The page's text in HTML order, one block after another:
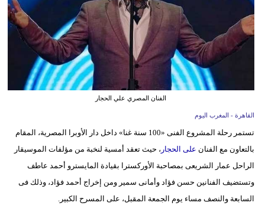
ديكور
أخبار
البرلمان
المغربي
تعليم
أزياء
الفنان المصري علي الحجار
القاهرة - المغرب اليوم
تستمر رحلة المشروع الفنى «100 سنة غنا» داخل دار الأوبرا المصرية، المقام
بالتعاون مع الفنان على الحجار ، حيث تعقد أمسية لنخبة من مؤلفات الموسيقار
الراحل عمار الشريعى بمصاحبة الأوركسترا بقيادة المايسترو أحمد عاطف
وتستضيف الفنانين حسن فؤاد وأمانى سمير ومن إخراج أحمد فؤاد، وذلك فى
السابعة والنصف مساء يوم الجمعة المقبل، على المسرح الكبير.